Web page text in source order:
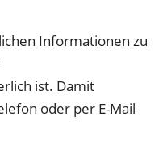
Informationen zu
ist. Damit
oder per E-Mail